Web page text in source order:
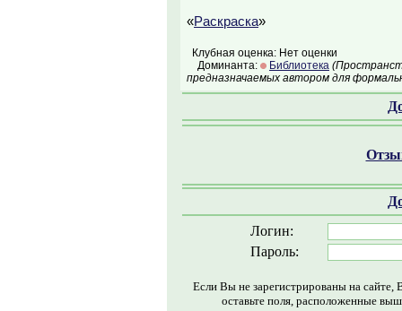
«Раскраска»
Клубная оценка: Нет оценки
Доминанта:
Библиотека
предназначаемых автором для
Логин:
Пароль:
Если Вы не зарегистрированы на
оставьте поля, расположенные